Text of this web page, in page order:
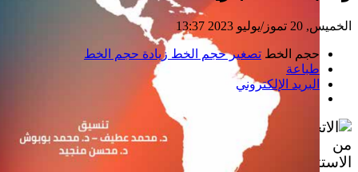
الخميس, 20 تموز/يوليو 2023 13:37
حجم الخط تصغير حجم الخط زيادة حجم الخط
طباعة
البريد الإلكتروني